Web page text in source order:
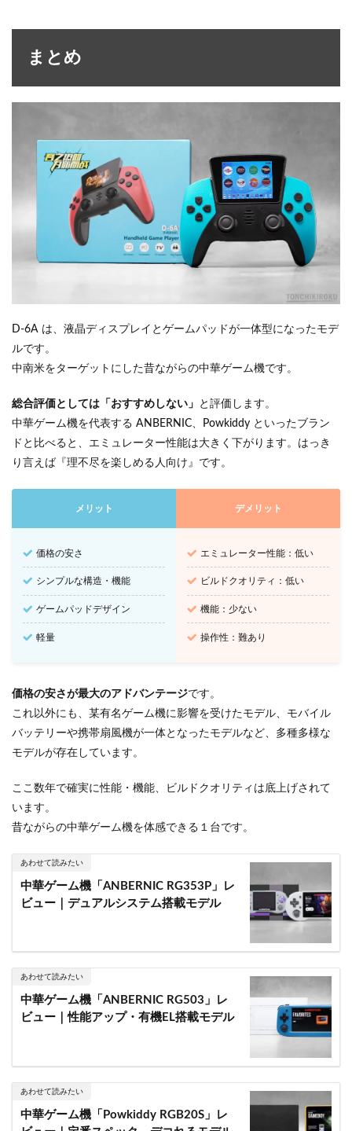
まとめ
D-6A は、液晶ディスプレイとゲームパッドが一体型になったモデ
ルです。
中南米をターゲットにした昔ながらの中華ゲーム機です。
総合評価としては「おすすめしない」
と評価します。
中華ゲーム機を代表する ANBERNIC、Powkiddy といったブラン
ドと比べると、エミュレーター性能は大きく下がります。はっき
り言えば『理不尽を楽しめる人向け』です。
メリット デメリット
価格の安さ
シンプルな構造・機能
ゲームパッドデザイン
軽量
エミュレーター性能：低い
ビルドクオリティ：低い
機能：少ない
操作性：難あり
価格の安さが最大のアドバンテージです。
これ以外にも、某有名ゲーム機に影響を受けたモデル、モバイル
バッテリーや携帯扇風機が一体となったモデルなど、多種多様な
モデルが存在しています。
ここ数年で確実に性能・機能、ビルドクオリティは底上げされて
います。
昔ながらの中華ゲーム機を体感できる１台です。
あわせて読みたい
中華ゲーム機「ANBERNIC RG353P」レ
ビュー｜デュアルシステム搭載モデル
あわせて読みたい
中華ゲーム機「ANBERNIC RG503」レ
ビュー｜性能アップ・有機EL搭載モデル
あわせて読みたい
中華ゲーム機「Powkiddy RGB20S」レ